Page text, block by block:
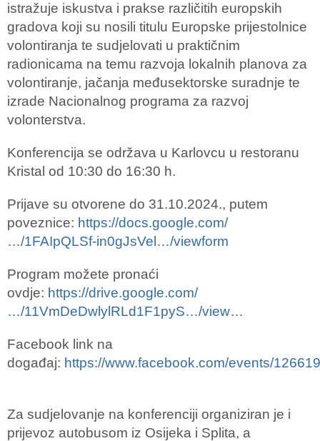
istražuje iskustva i prakse različitih europskih
gradova koji su nosili titulu Europske prijestolnice
volontiranja te sudjelovati u praktičnim
radionicama na temu razvoja lokalnih planova za
volontiranje, jačanja međusektorske suradnje te
izrade Nacionalnog programa za razvoj
volonterstva.
Konferencija se održava u Karlovcu u restoranu
Kristal od 10:30 do 16:30 h.
Prijave su otvorene do 31.10.2024., putem
poveznice: https://docs.google.com/
…/1FAIpQLSf-in0gJsVel…/viewform
Program možete pronaći
ovdje: https://drive.google.com/
…/11VmDeDwlylRLd1F1pyS…/view…
Facebook link na
događaj: https://www.facebook.com/events/
Za sudjelovanje na konferenciji organiziran je i
prijevoz autobusom iz Osijeka i Splita, a